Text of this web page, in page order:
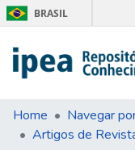
BRASIL
Communities &
Search for
Home
Artigos de